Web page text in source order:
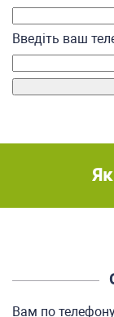
Введіть ваш
Вам по